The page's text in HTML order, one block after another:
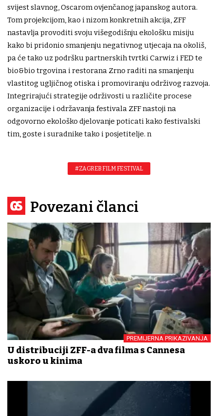
svijest slavnog, Oscarom ovjenčanog japanskog autora.
Tom projekcijom, kao i nizom konkretnih akcija, ZFF
nastavlja provoditi svoju višegodišnju ekološku misiju
kako bi pridonio smanjenju negativnog utjecaja na okoliš,
pa će tako uz podršku partnerskih tvrtki Carwiz i FED te
bio&bio trgovina i restorana Zrno raditi na smanjenju
vlastitog ugljičnog otiska i promoviranju održivog razvoja.
Integrirajući strategije održivosti u različite procese
organizacije i održavanja festivala ZFF nastoji na
odgovorno ekološko djelovanje poticati kako festivalski
tim, goste i suradnike tako i posjetitelje. n
#ZAGREB FILM FESTIVAL
Povezani članci
PREMIJERNA PRIKAZIVANJA
U distribuciji ZFF-a dva filma s Cannesa
uskoro u kinima